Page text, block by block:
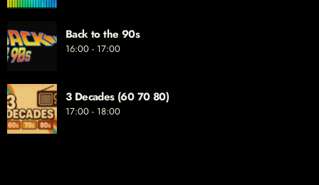
Back to the 90s
16:00 - 17:00
3 Decades (60 70 80)
17:00 - 18:00